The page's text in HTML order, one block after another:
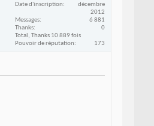
Date d'inscription
décembre
2012
Messages
6 881
Thanks
0
Total, Thanks 10 889 fois
Pouvoir de réputation
173